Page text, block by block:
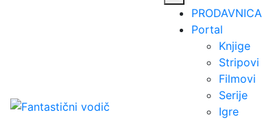
PRODAVNICA
Portal
Knjige
Stripovi
Filmovi
Serije
Igre